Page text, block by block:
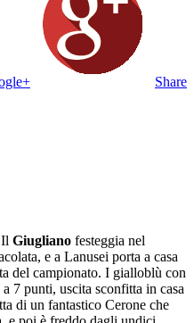
Share
Il Giugliano festeggia nel
e a Lanusei porta a casa
del campionato. I gialloblù con
7 punti, uscita sconfitta in casa
di un fantastico Cerone che
e poi è freddo dagli undici